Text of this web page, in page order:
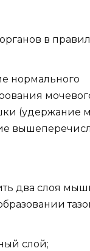
в
нормального
(удержание
два слоя
слой;